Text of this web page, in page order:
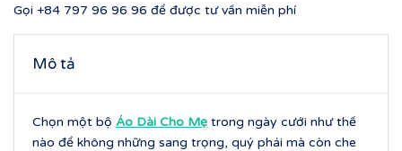
Gọi +84 797 96 96 96 để được tư vấn miễn phí
Mô tả
Chọn một bộ Áo Dài Cho Mẹ trong ngày cưới như thế
nào để không những sang trọng, quý phái mà còn che